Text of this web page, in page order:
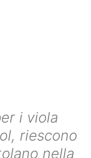
i viola
riescono
nella